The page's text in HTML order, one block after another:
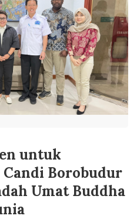
untuk
Borobudur
Umat Buddha